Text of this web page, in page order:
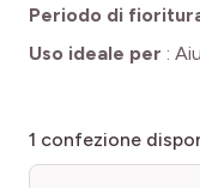
Periodo di
Uso ideale per :
1 confezione